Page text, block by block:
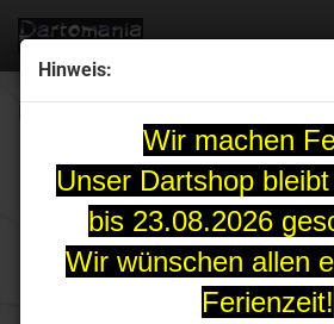
Hinweis:
Wir machen
Unser Dartshop
bis 23.08.2026
Wir wünschen allen
Ferienzeit!